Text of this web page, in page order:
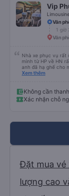
Vip
Văn
1 giờ
Văn
Nhà xe phục vụ rất
mình từ HP về HN
anh đã hạ ghế cho
thấy điện thoại thì
Xem thêm
Không cần
Xác nhận chỗ
Đặt mua vé
lượng cao